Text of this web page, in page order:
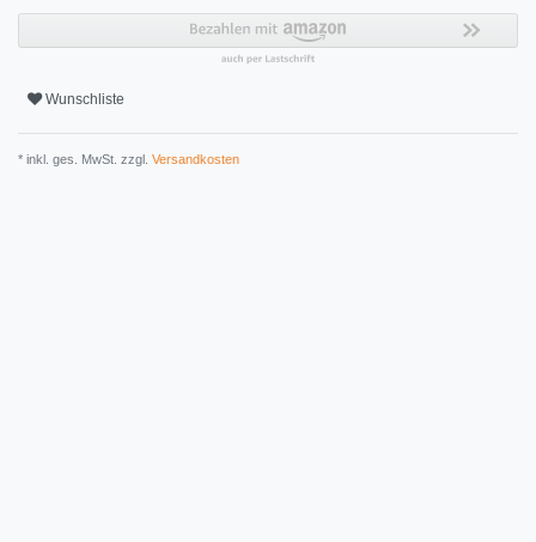
Wunschliste
* inkl. ges. MwSt. zzgl. Versandkosten